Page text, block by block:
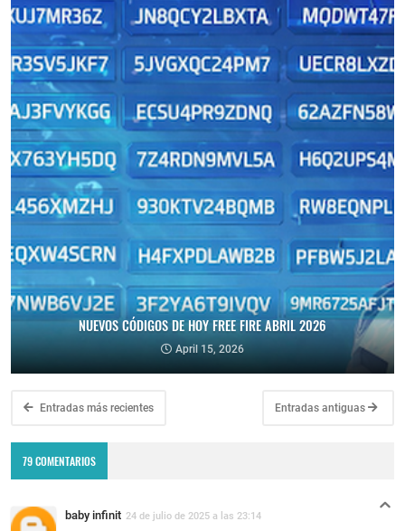
NUEVOS CÓDIGOS DE HOY FREE FIRE ABRIL 2026
April 15, 2026
Entradas más recientes Entradas antiguas
79 COMENTARIOS
baby infinit 24 de julio de 2025 a las 23:14